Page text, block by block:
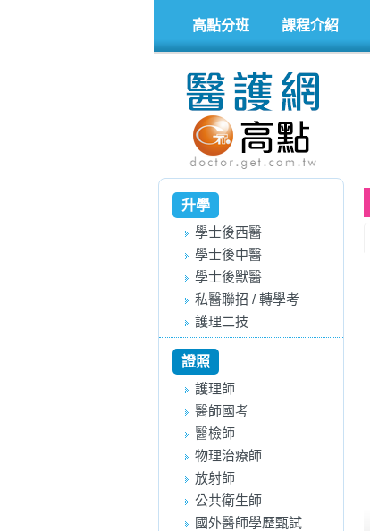
高點分班 課程介紹
升學
學士後西醫
學士後中醫
學士後獸醫
私醫聯招 / 轉學考
護理二技
證照
護理師
醫師國考
醫檢師
物理治療師
放射師
公共衛生師
國外醫師學歷甄試